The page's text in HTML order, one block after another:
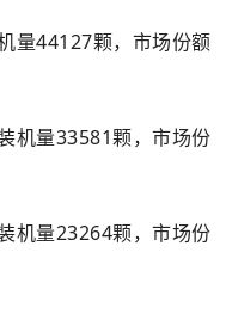
量44127颗，市场份额
机量33581颗，市场份
机量23264颗，市场份